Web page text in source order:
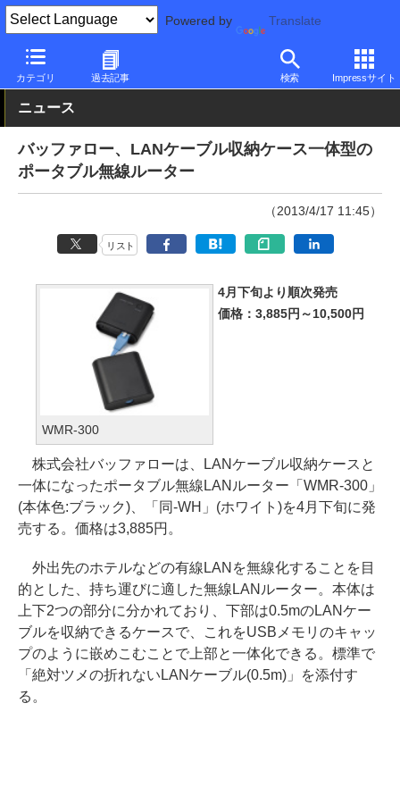
Powered by Translate
カテゴリ 過去記事 検索 Impressサイト
PC Watch 半導体/周辺機器 バッファロー
ニュース
バッファロー、LANケーブル収納ケース一体型の
ポータブル無線ルーター
（2013/4/17 11:45）
リスト
WMR-300
4月下旬より順次発売
価格：3,885円～10,500円
株式会社バッファローは、LANケーブル収納ケースと
一体になったポータブル無線LANルーター「WMR-300」
(本体色:ブラック)、「同-WH」(ホワイト)を4月下旬に発
売する。価格は3,885円。
外出先のホテルなどの有線LANを無線化することを目
的とした、持ち運びに適した無線LANルーター。本体は
上下2つの部分に分かれており、下部は0.5mのLANケー
ブルを収納できるケースで、これをUSBメモリのキャッ
プのように嵌めこむことで上部と一体化できる。標準で
「絶対ツメの折れないLANケーブル(0.5m)」を添付す
る。